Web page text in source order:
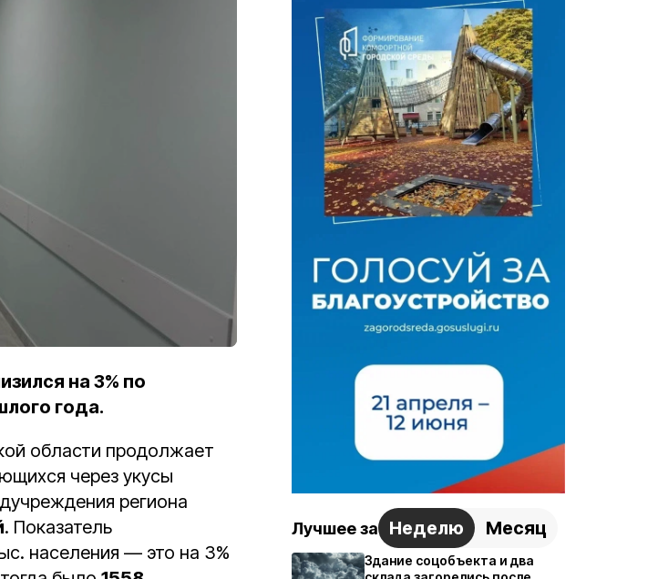
на 3% по
года.
области продолжает
через укусы
региона
. Показатель
населения — это на 3%
Лучшее за Неделю Месяц
Здание соцобъекта и два